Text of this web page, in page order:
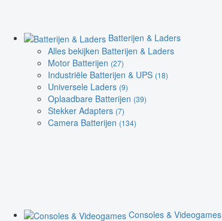
Batterijen & Laders
Alles bekijken Batterijen & Laders
Motor Batterijen (27)
Industriële Batterijen & UPS (18)
Universele Laders (9)
Oplaadbare Batterijen (39)
Stekker Adapters (7)
Camera Batterijen (134)
Consoles & Videogames